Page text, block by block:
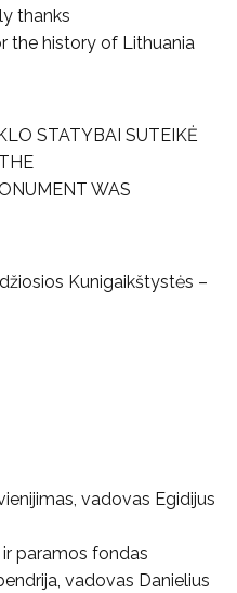
thanks
the history of Lithuania
STATYBAI SUTEIKĖ
WAS
Kunigaikštystės –
vadovas Egidijus
paramos fondas
vadovas Danielius